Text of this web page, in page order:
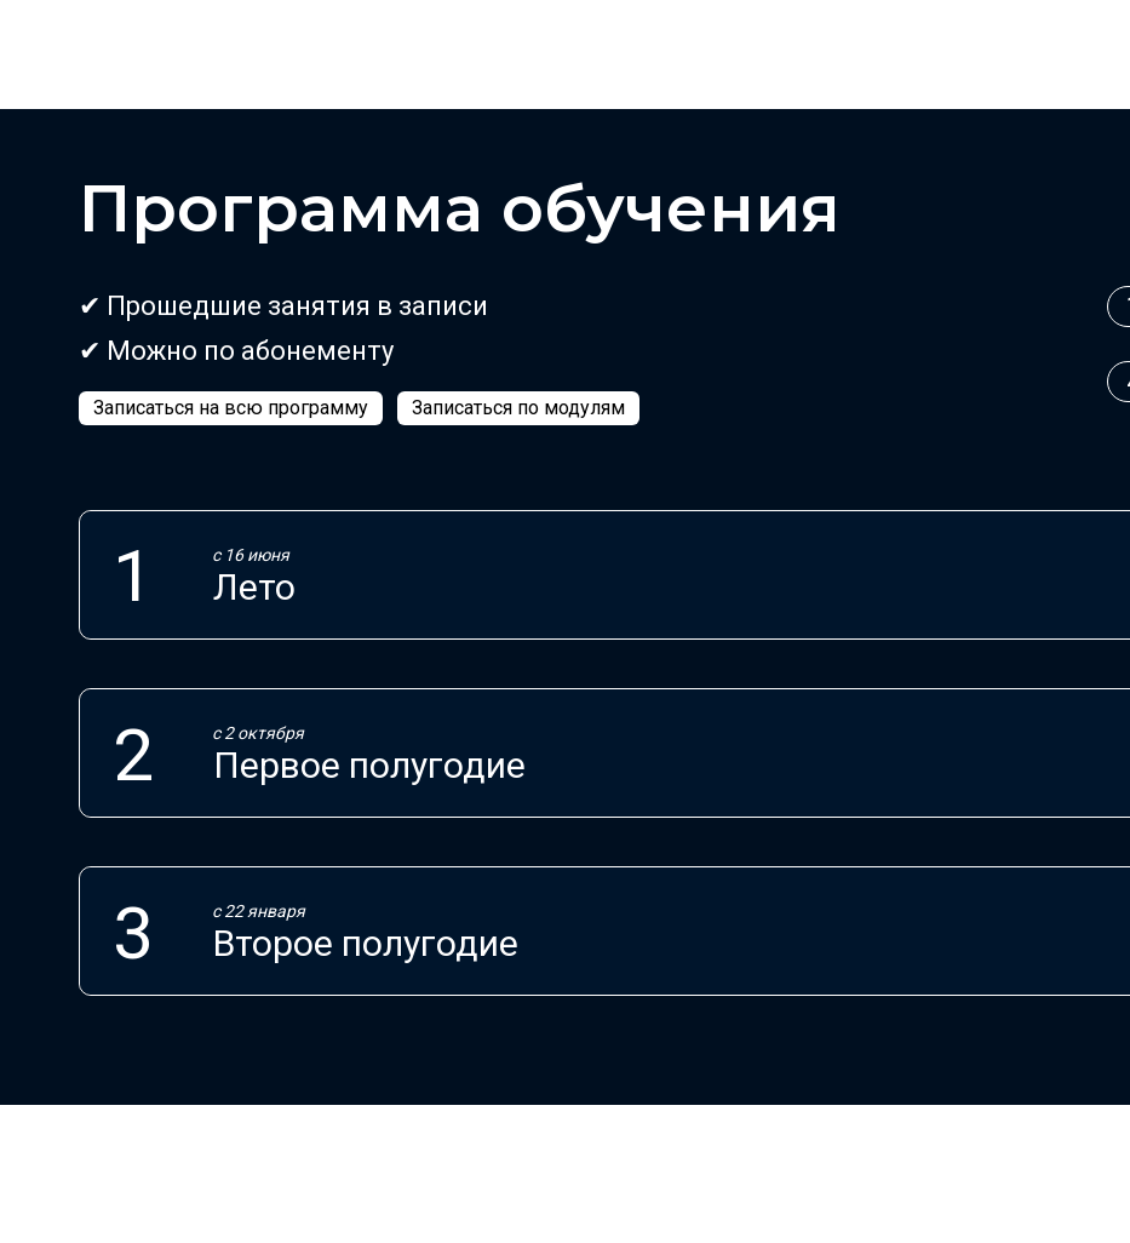
Программа обучения
✔ Прошедшие занятия в записи
✔ Можно по абонементу
Записаться на всю программу Записаться по модулям
с 16 июня
Лето
с 2 октября
Первое полугодие
с 22 января
Второе полугодие